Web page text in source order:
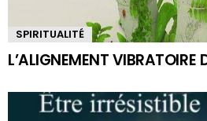
SPIRITUALITÉ
L’ALIGNEMENT